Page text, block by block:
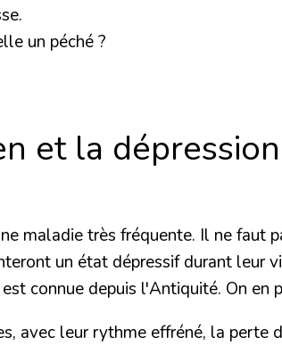
un péché ?
et la dépression
maladie très fréquente. Il ne faut
un état dépressif durant
connue depuis l'Antiquité. On en
avec leur rythme effréné, la